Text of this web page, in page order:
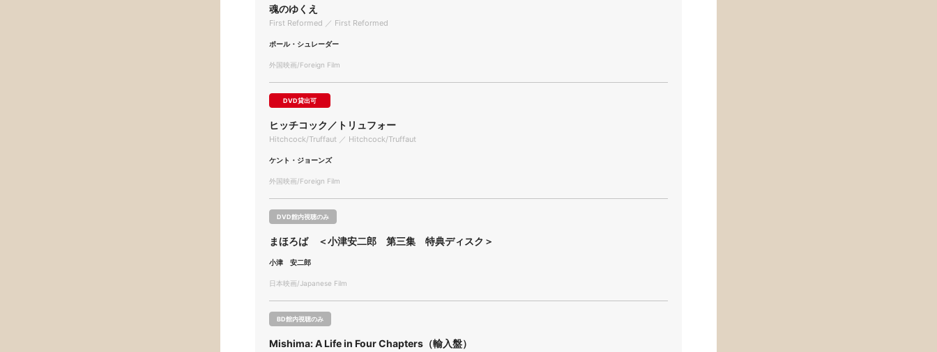
魂のゆくえ
First Reformed ／ First Reformed
ポール・シュレーダー
外国映画/Foreign Film
DVD貸出可
ヒッチコック／トリュフォー
Hitchcock/Truffaut ／ Hitchcock/Truffaut
ケント・ジョーンズ
外国映画/Foreign Film
DVD館内視聴のみ
まほろば ＜小津安二郎 第三集 特典ディスク＞
小津 安二郎
日本映画/Japanese Film
BD館内視聴のみ
Mishima: A Life in Four Chapters（輸入盤）